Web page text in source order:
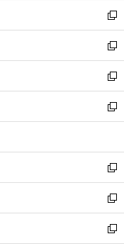
く
で
開
く
ド
ウ
で
開
く
ィ
ン
ド
ウ
で
開
く
い
ウ
ィ
ン
ド
ウ
で
開
新
し
い
ウ
ィ
ン
ド
ウ
開
く
新
し
い
ウ
ィ
ン
ウ
で
開
く
新
し
い
ウ
ン
ド
ウ
で
開
く
新
し
ウ
ィ
ン
ド
ウ
で
開
新
し
い
ウ
ィ
新
し
い
新